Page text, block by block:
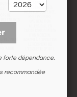
forte dépendance.
recommandée